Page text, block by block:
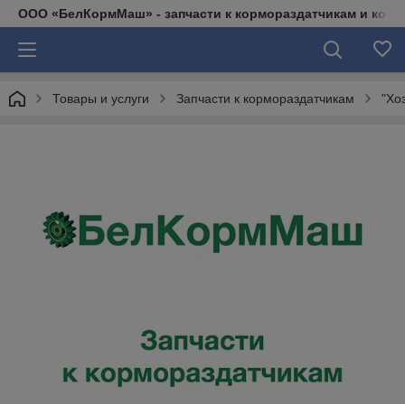
ООО «БелКормМаш» - запчасти к кормораздатчикам и
Товары и услуги Запчасти к кормораздатчикам